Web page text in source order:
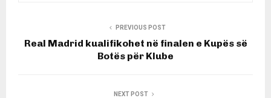
PREVIOUS POST
Real Madrid kualifikohet në finalen e Kupës së
Botës për Klube
NEXT POST